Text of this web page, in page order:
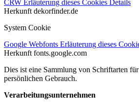
CRW Erläuterung dieses Cookies
Details
Herkunft dekorfinder.de
System Cookie
Google Webfonts Erläuterung dieses
Herkunft fonts.google.com
Dies ist eine Sammlung von Schriftarten
persönlichen Gebrauch.
Verarbeitungsunternehmen